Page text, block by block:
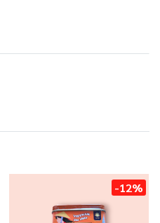
-12%